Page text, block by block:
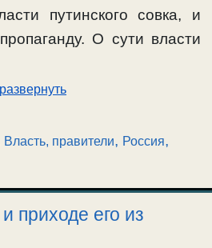
путинского совка, и
О сути власти
развернуть
Власть, правители, Россия,
приходе его из